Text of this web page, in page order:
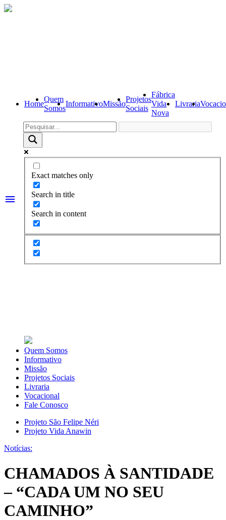
Home
Quem
Somos
InformativoMissão
Projetos
Sociais
Fábrica
Vida
Nova
Livraria
menu
Exact matches only
Search in title
Search in content
Quem Somos
Informativo
Missão
Projetos Sociais
Livraria
Vocacional
Fale Conosco
Projeto São Felipe Néri
Projeto Vida Anawin
Notícias:
CHAMADOS À SANTIDADE
– “CADA UM NO SEU
CAMINHO”